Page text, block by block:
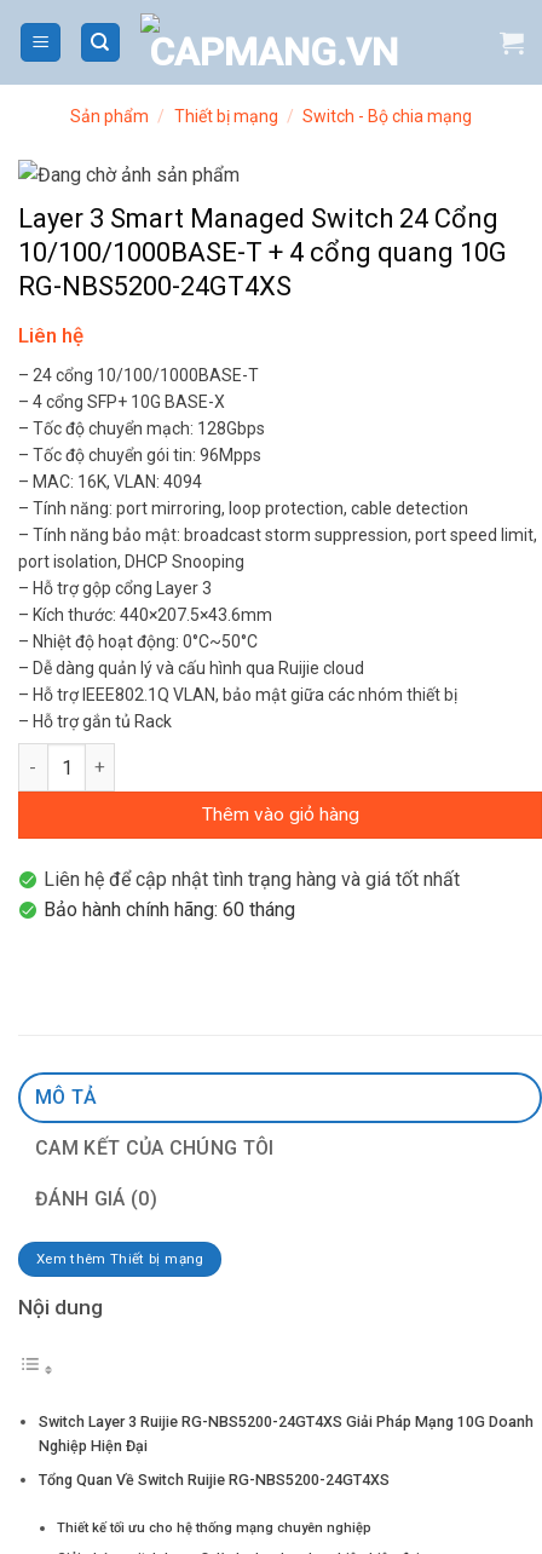
Sản phẩm / Thiết bị mạng / Switch - Bộ chia mạng
Layer 3 Smart Managed Switch 24 Cổng
10/100/1000BASE-T + 4 cổng quang 10G
RG-NBS5200-24GT4XS
Liên hệ
– 24 cổng 10/100/1000BASE-T
– 4 cổng SFP+ 10G BASE-X
– Tốc độ chuyển mạch: 128Gbps
– Tốc độ chuyển gói tin: 96Mpps
– MAC: 16K, VLAN: 4094
– Tính năng: port mirroring, loop protection, cable detection
– Tính năng bảo mật: broadcast storm suppression, port speed limit,
port isolation, DHCP Snooping
– Hỗ trợ gộp cổng Layer 3
– Kích thước: 440×207.5×43.6mm
– Nhiệt độ hoạt động: 0°C~50°C
– Dễ dàng quản lý và cấu hình qua Ruijie cloud
– Hỗ trợ IEEE802.1Q VLAN, bảo mật giữa các nhóm thiết bị
– Hỗ trợ gắn tủ Rack
Layer 3 Smart Managed Switch 24 Cổng 10/100/1000BASE-T +
Thêm vào giỏ hàng
Liên hệ để cập nhật tình trạng hàng và giá tốt nhất
Bảo hành chính hãng: 60 tháng
MÔ TẢ
CAM KẾT CỦA CHÚNG TÔI
ĐÁNH GIÁ (0)
Xem thêm Thiết bị mạng
Nội dung
Switch Layer 3 Ruijie RG-NBS5200-24GT4XS Giải Pháp Mạng 10G Doanh
Nghiệp Hiện Đại
Tổng Quan Về Switch Ruijie RG-NBS5200-24GT4XS
Thiết kế tối ưu cho hệ thống mạng chuyên nghiệp